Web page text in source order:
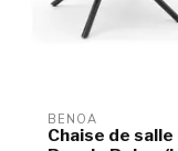
BENOA
Chaise de